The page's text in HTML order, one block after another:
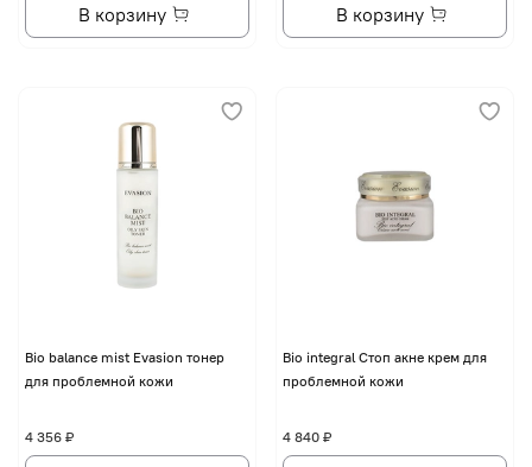
В корзину В корзину
Bio balance mist Evasion тонер
для проблемной кожи
4 356 ₽
Bio integral Стоп акне крем для
проблемной кожи
4 840 ₽